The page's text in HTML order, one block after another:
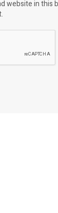
website in this